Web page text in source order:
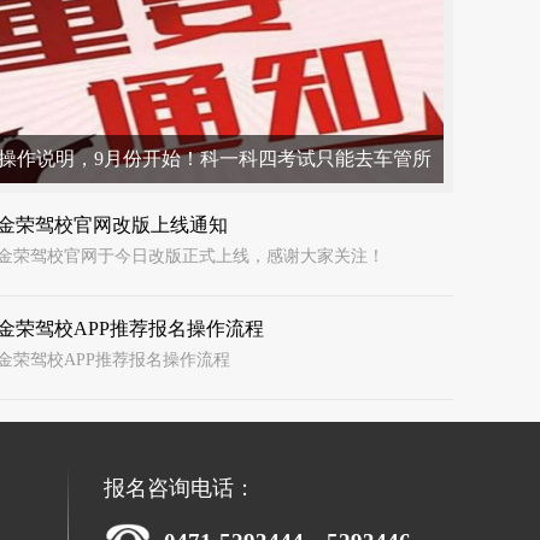
作说明，9月份开始！科一科四考试只能去车管所
荣驾校官网改版上线通知
荣驾校官网于今日改版正式上线，感谢大家关注！
荣驾校APP推荐报名操作流程
荣驾校APP推荐报名操作流程
报名咨询电话：